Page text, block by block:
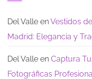
dejamos
estas
de
los
15:
recuerdos
quedan
Del Valle enVestidos
Madrid: Elegancia y
Del Valle en Captura
Fotográficas